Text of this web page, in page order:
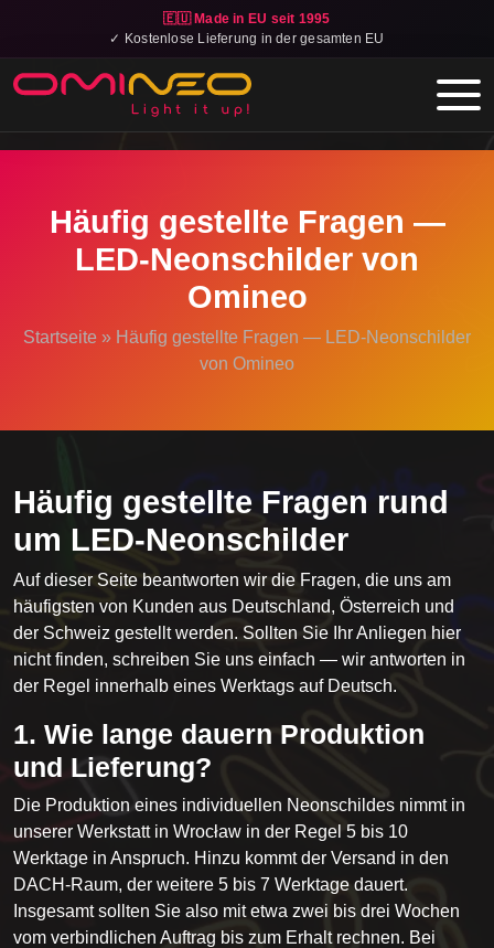
🇪🇺 Made in EU seit 1995
✓ Kostenlose Lieferung in der gesamten EU
Skip to main content
Häufig gestellte Fragen —
LED-Neonschilder von
Omineo
Startseite » Häufig gestellte Fragen — LED-Neonschilder
von Omineo
Häufig gestellte Fragen rund
um LED-Neonschilder
Auf dieser Seite beantworten wir die Fragen, die uns am
häufigsten von Kunden aus Deutschland, Österreich und
der Schweiz gestellt werden. Sollten Sie Ihr Anliegen hier
nicht finden, schreiben Sie uns einfach — wir antworten in
der Regel innerhalb eines Werktags auf Deutsch.
1. Wie lange dauern Produktion
und Lieferung?
Die Produktion eines individuellen Neonschildes nimmt in
unserer Werkstatt in Wrocław in der Regel 5 bis 10
Werktage in Anspruch. Hinzu kommt der Versand in den
DACH-Raum, der weitere 5 bis 7 Werktage dauert.
Insgesamt sollten Sie also mit etwa zwei bis drei Wochen
vom verbindlichen Auftrag bis zum Erhalt rechnen. Bei